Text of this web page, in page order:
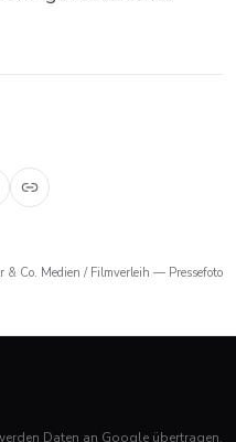
& Co. Medien / Filmverleih — Pressefoto
Daten an Google übertragen.